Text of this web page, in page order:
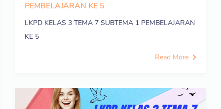
PEMBELAJARAN KE 5
LKPD KELAS 3 TEMA 7 SUBTEMA 1 PEMBELAJARAN
KE 5
Read More